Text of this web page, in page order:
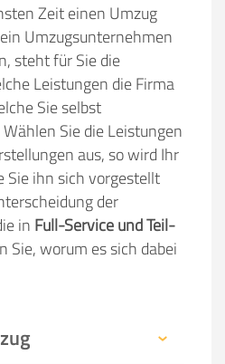
Zeit einen Umzug
Umzugsunternehmen
steht für Sie die
Leistungen die Firma
Sie selbst
Sie die Leistungen
aus, so wird Ihr
Sie ihn sich vorgestellt
der
in Full-Service und Teil-
Sie, worum es sich dabei